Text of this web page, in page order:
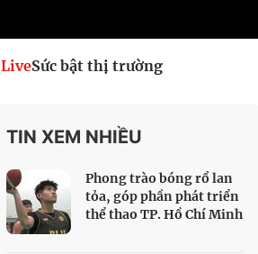
LiveSức bật thị trường
TIN XEM NHIỀU
Phong trào bóng rổ lan
tỏa, góp phần phát triển
thể thao TP. Hồ Chí Minh